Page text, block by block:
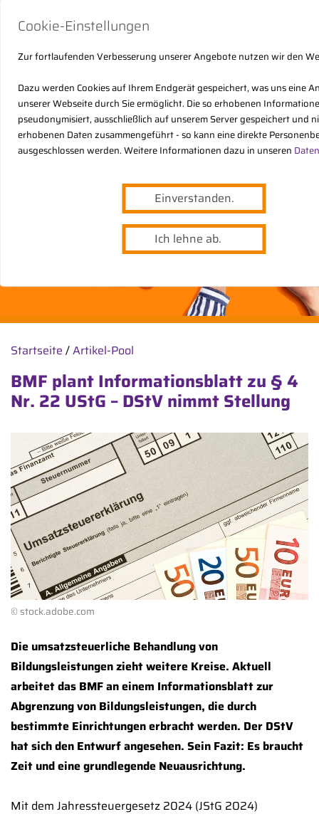
Cookie-Einstellungen
Zur fortlaufenden Verbesserung unserer Angebote nutzen wir den
Dazu werden Cookies auf Ihrem Endgerät gespeichert, was uns eine
unserer Webseite durch Sie ermöglicht. Die so erhobenen
pseudonymisiert, ausschließlich auf unserem Server gespeichert und
erhobenen Daten zusammengeführt - so kann eine direkte
ausgeschlossen werden. Weitere Informationen dazu in unseren
Einverstanden.
Ich lehne ab.
Startseite /Artikel-Pool
BMF plant Informationsblatt zu § 4
Nr. 22 UStG – DStV nimmt Stellung
© stock.adobe.com
Die umsatzsteuerliche Behandlung von
Bildungsleistungen zieht weitere Kreise. Aktuell
arbeitet das BMF an einem Informationsblatt zur
Abgrenzung von Bildungsleistungen, die durch
bestimmte Einrichtungen erbracht werden. Der DStV
hat sich den Entwurf angesehen. Sein Fazit: Es braucht
Zeit und eine grundlegende Neuausrichtung.
Mit dem Jahressteuergesetz 2024 (JStG 2024)